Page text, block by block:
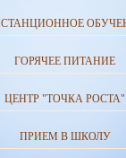
ГОРЯЧЕЕ ПИТАНИЕ
ЦЕНТР "ТОЧКА РОСТА"
ПРИЕМ В ШКОЛУ